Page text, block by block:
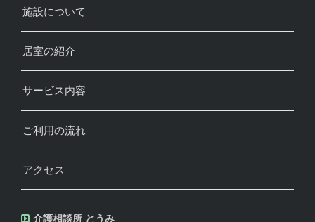
施設について
居室の紹介
サービス内容
ご利用の流れ
アクセス
介護相談所 とうみ